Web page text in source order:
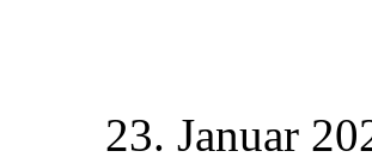
23. Januar